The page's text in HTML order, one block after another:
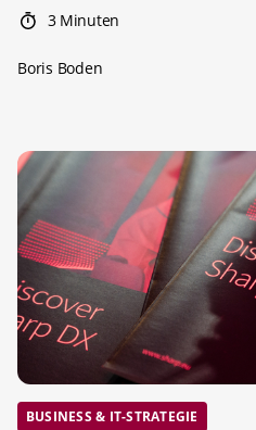
3 Minuten
Boris Boden
BUSINESS & IT-STRATEGIE